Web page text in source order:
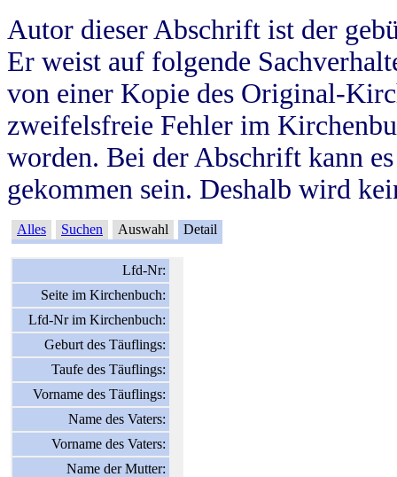
Autor dieser Abschrift ist der
Er weist auf folgende
von einer Kopie des Original-
zweifelsfreie Fehler im
worden. Bei der Abschrift kann
gekommen sein. Deshalb wird
Alles Suchen Auswahl Detail
Lfd-Nr:
Seite im Kirchenbuch:
Lfd-Nr im Kirchenbuch:
Geburt des Täuflings:
Taufe des Täuflings:
Vorname des Täuflings:
Name des Vaters:
Vorname des Vaters:
Name der Mutter: